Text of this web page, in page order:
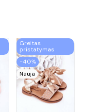
Greitas
pristatymas
−40%
Nauja